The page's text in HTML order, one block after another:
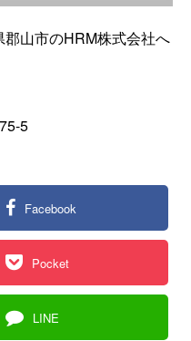
山市のHRM株式会社へ
5
Facebook
Pocket
LINE